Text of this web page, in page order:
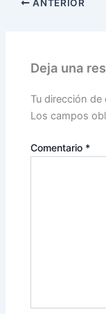
ANTERIOR
Deja una
Tu dirección
Los campos
Comentario *